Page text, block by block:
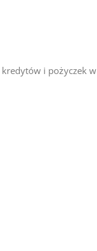
i pożyczek w